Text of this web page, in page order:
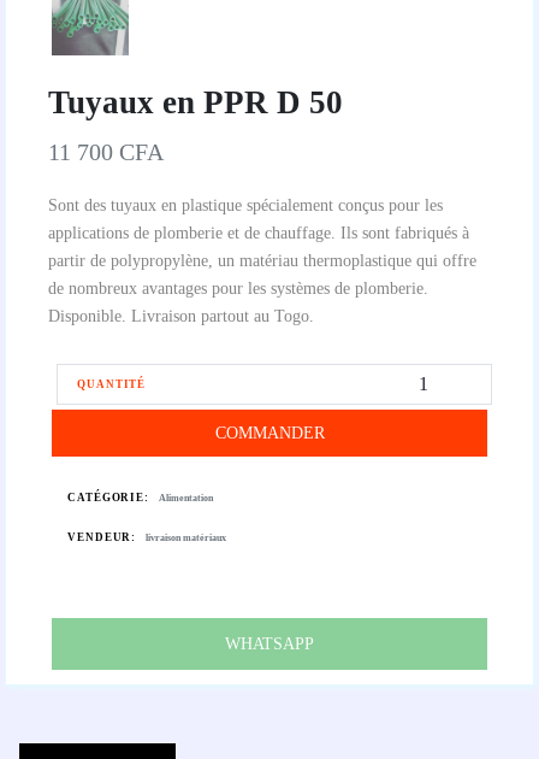
Tuyaux en PPR D 50
11 700 CFA
Sont des tuyaux en plastique spécialement conçus pour les
applications de plomberie et de chauffage. Ils sont fabriqués à
partir de polypropylène, un matériau thermoplastique qui offre
de nombreux avantages pour les systèmes de plomberie.
Disponible. Livraison partout au Togo.
QUANTITÉ
COMMANDER
CATÉGORIE: Alimentation
VENDEUR: livraison matériaux
WHATSAPP